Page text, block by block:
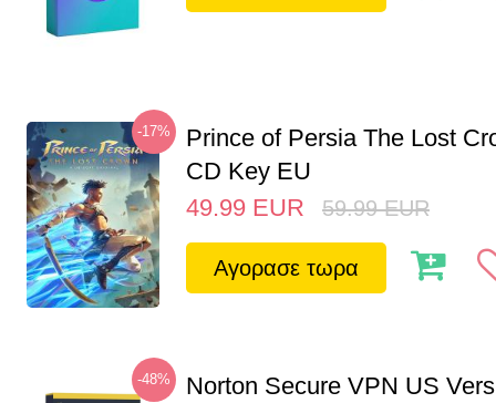
-17%
Prince of Persia The Lost
CD Key EU
49.99 EUR 59.99 EUR
Αγορασε τωρα
-48%
Norton Secure VPN US